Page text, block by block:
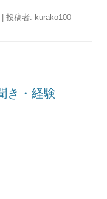
投稿者: kurako100
き・経験